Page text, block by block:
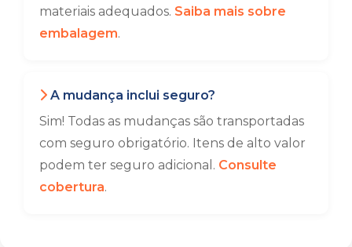
materiais adequados. Saiba mais sobre
embalagem.
A mudança inclui seguro?
Sim! Todas as mudanças são transportadas
com seguro obrigatório. Itens de alto valor
podem ter seguro adicional. Consulte
cobertura.